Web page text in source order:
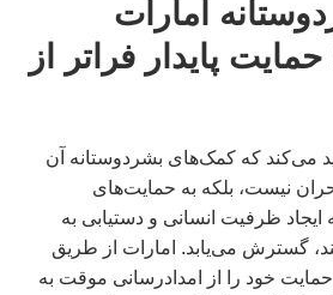
امارات
پایدار فراتر از
می‌کند که کمک‌های بشردوستانه آن
نیست، بلکه به حمایت‌های
ظرفیت انسانی و دستیابی به
گسترش می‌یابد. امارات از طریق
حمایت خود را از امدادرسانی موقت به